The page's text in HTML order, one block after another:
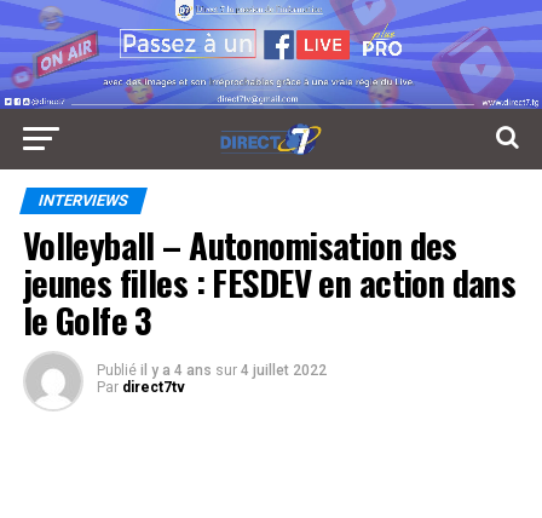
INTERVIEWS
Volleyball – Autonomisation des
jeunes filles : FESDEV en action dans
le Golfe 3
Publié il y a 4 ans sur 4 juillet 2022
Par direct7tv